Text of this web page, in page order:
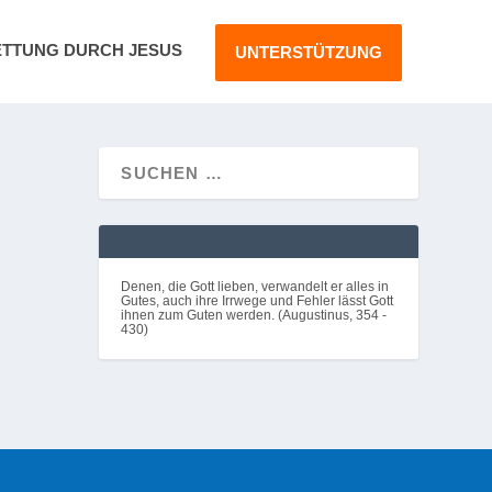
DURCH JESUS UNTERSTÜTZUNG
Denen, die Gott lieben, verwandelt er alles in
Gutes, auch ihre Irrwege und Fehler lässt Gott
ihnen zum Guten werden. (Augustinus, 354 -
430)